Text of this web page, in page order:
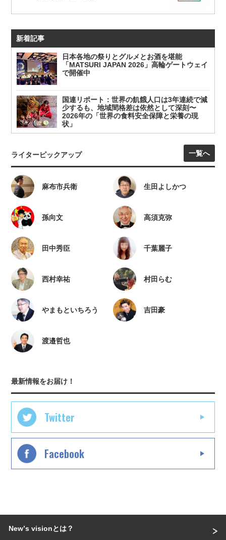
新着記事
日本各地の祭りとグルメとお酒を堪能
「MATSURI JAPAN 2026」高輪ゲートウェイ
で開催中
国連リポート：世界の飢餓人口は3年連続で減
少するも、地域間格差は依然として深刻〜
2026年の「世界の食料安全保障と栄養の現
状」
ライターピックアップ 一覧へ
麻布市兵衛 生田よしかつ
孫向文 高須克弥
田中秀臣 千葉麗子
西村幸祐 村田らむ
やまもといちろう 吉田豪
渡邉哲也
最新情報をお届け！
Twitter
Facebook
Newʼs visionとは？